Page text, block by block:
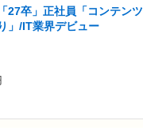
27卒」正社員「コンテンツ
」/IT業界デビュー